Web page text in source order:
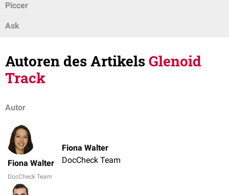
Piccer
Ask
Autoren des ArtikelsGlenoid
Track
Autor
Fiona Walter
DocCheck Team
Fiona Walter
DocCheck Team